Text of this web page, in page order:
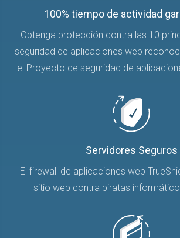
100% tiempo de actividad
Obtenga protección contra las 10
seguridad de aplicaciones web
el Proyecto de seguridad de
Servidores Seguros
El firewall de aplicaciones web
sitio web contra piratas